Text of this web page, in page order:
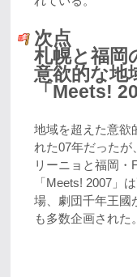
次点
札幌と福岡
意欲的な地
「Meets!
地域を超えた意欲
れた07年だったが
リーニョと福岡・
「Meets! 2007」
場、劇団千年王國
も多数企画された。